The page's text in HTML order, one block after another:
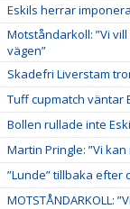
Eskils herrar
Motståndarkoll: ”Vi
vägen”
Skadefri Liverstam
Tuff cupmatch väntar
Bollen rullade inte
Martin Pringle: ”Vi
”Lunde” tillbaka efter
MOTSTÅNDARKOLL: